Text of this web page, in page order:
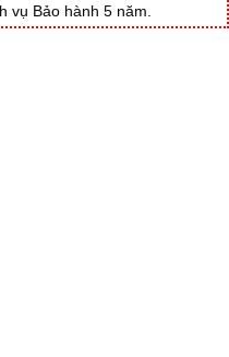
vụ Bảo hành 5 năm.